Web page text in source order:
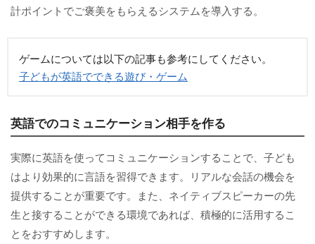
計ポイントでご褒美をもらえるシステムを導入する。
ゲームについては以下の記事も参考にしてください。
子どもが英語でできる遊び・ゲーム
英語でのコミュニケーション相手を作る
実際に英語を使ってコミュニケーションすることで、子ども
はより効果的に言語を習得できます。リアルな会話の機会を
提供することが重要です。また、ネイティブスピーカーの先
生と接することができる環境であれば、積極的に活用するこ
とをおすすめします。